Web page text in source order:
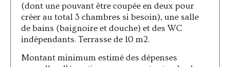
(dont une pouvant être coupée en deux pour
créer au total 3 chambres si besoin), une salle
de bains (baignoire et douche) et des WC
indépendants. Terrasse de 10 m2.
Montant minimum estimé des dépenses